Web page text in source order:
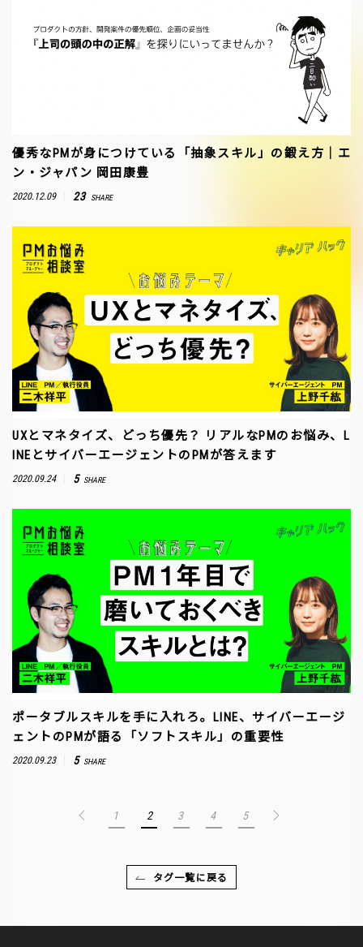
優秀なPMが身につけている「抽象スキル」の鍛え方｜エ
ン・ジャパン 岡田康豊
2020.12.09 23 SHARE
UXとマネタイズ、どっち優先？ リアルなPMのお悩み、L
INEとサイバーエージェントのPMが答えます
2020.09.24 5 SHARE
ポータブルスキルを手に入れろ。LINE、サイバーエージ
ェントのPMが語る「ソフトスキル」の重要性
2020.09.23 5 SHARE
1 2 3 4 5
タグ一覧に戻る